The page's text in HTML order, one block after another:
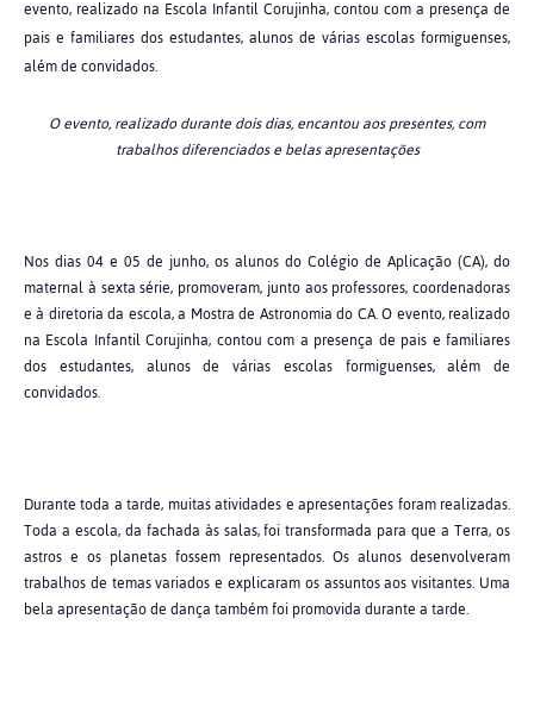
evento, realizado na Escola Infantil Corujinha, contou com a presença de
pais e familiares dos estudantes, alunos de várias escolas formiguenses,
além de convidados.
O evento, realizado durante dois dias, encantou aos presentes, com
trabalhos diferenciados e belas apresentações
Nos dias 04 e 05 de junho, os alunos do Colégio de Aplicação (CA), do
maternal à sexta série, promoveram, junto aos professores, coordenadoras
e à diretoria da escola, a Mostra de Astronomia do CA. O evento, realizado
na Escola Infantil Corujinha, contou com a presença de pais e familiares
dos estudantes, alunos de várias escolas formiguenses, além de
convidados.
Durante toda a tarde, muitas atividades e apresentações foram realizadas.
Toda a escola, da fachada às salas, foi transformada para que a Terra, os
astros e os planetas fossem representados. Os alunos desenvolveram
trabalhos de temas variados e explicaram os assuntos aos visitantes. Uma
bela apresentação de dança também foi promovida durante a tarde.